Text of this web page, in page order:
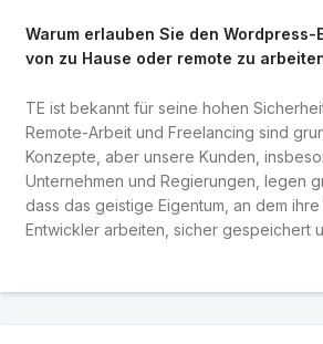
Warum erlauben Sie den Wordpress-
von zu Hause oder remote zu
TE ist bekannt für seine hohen
Remote-Arbeit und Freelancing sind
Konzepte, aber unsere Kunden,
Unternehmen und Regierungen, legen
dass das geistige Eigentum, an dem
Entwickler arbeiten, sicher gespeichert